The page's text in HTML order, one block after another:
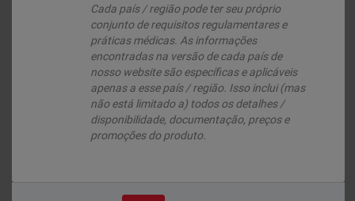
Cada país / região pode ter seu próprio
conjunto de requisitos regulamentares e
práticas médicas. As informações
encontradas na versão de cada país de
nosso website são específicas e aplicáveis ​​
apenas a esse país / região. Isso inclui (mas
não está limitado a) todos os detalhes /
disponibilidade, documentação, preços e
promoções do produto.